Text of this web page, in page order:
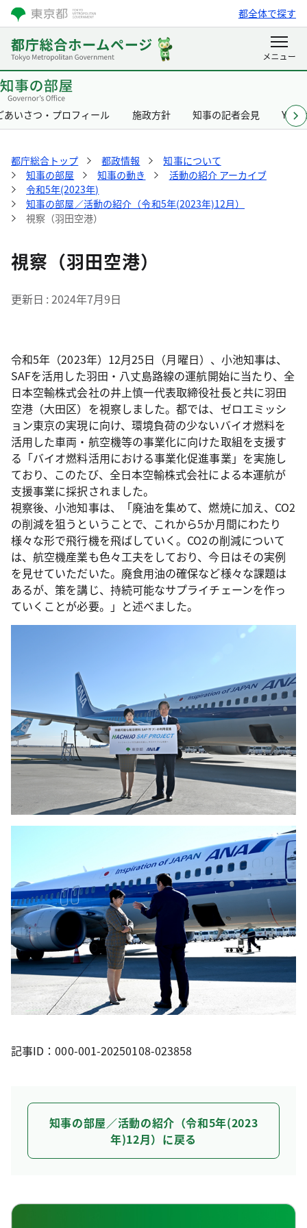
都全体で探す
あいさつ・プロフィール 施政方針 知事の記者会見
都庁総合トップ 都政情報
知事について
知事の部屋
知事の動き
活動の紹介 アーカイブ
令和5年(2023年)
知事の部屋／活動の紹介（令和5年(2023年)12月）
視察（羽田空港）
視察（羽田空港）
更新日 2024年7月9日
令和5年（2023年）12月25日（月曜日）、小池知事は、
SAFを活用した羽田・八丈島路線の運航開始に当たり、全
日本空輸株式会社の井上慎一代表取締役社長と共に羽田
空港（大田区）を視察しました。都では、ゼロエミッシ
ョン東京の実現に向け、環境負荷の少ないバイオ燃料を
活用した車両・航空機等の事業化に向けた取組を支援す
る「バイオ燃料活用における事業化促進事業」を実施し
ており、このたび、全日本空輸株式会社による本運航が
支援事業に採択されました。
視察後、小池知事は、「廃油を集めて、燃焼に加え、CO2
の削減を狙うということで、これから5か月間にわたり
様々な形で飛行機を飛ばしていく。CO2の削減について
は、航空機産業も色々工夫をしており、今日はその実例
を見せていただいた。廃食用油の確保など様々な課題は
あるが、策を講じ、持続可能なサプライチェーンを作っ
ていくことが必要。」と述べました。
記事ID：000-001-20250108-023858
知事の部屋／活動の紹介（令和5年(2023
年)12月）に戻る